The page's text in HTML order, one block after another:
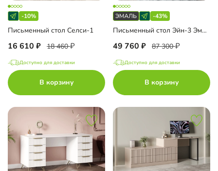
-10%
Письменный стол Селси-1
16 610 18 460
Доступно для доставки
В корзину
-43%
Письменный стол Эйн-3 Эмаль
49 760 87 300
Доступно для доставки
В корзину